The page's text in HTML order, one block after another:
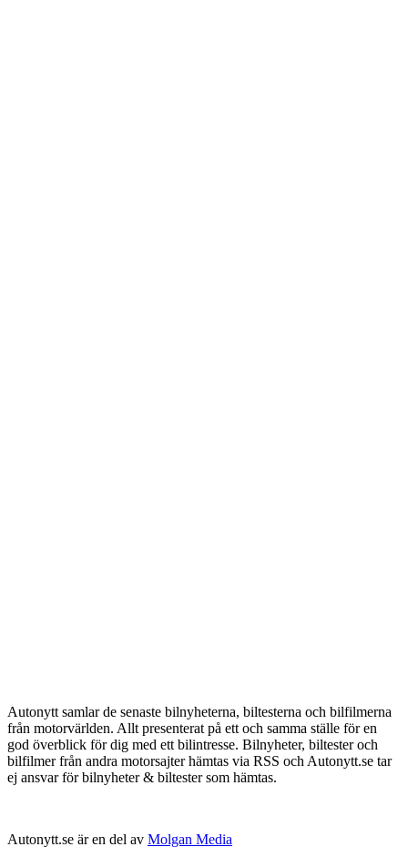
Autonytt samlar de senaste bilnyheterna, biltesterna och bilfilmerna
från motorvärlden. Allt presenterat på ett och samma ställe för en
god överblick för dig med ett bilintresse. Bilnyheter, biltester och
bilfilmer från andra motorsajter hämtas via RSS och Autonytt.se tar
ej ansvar för bilnyheter & biltester som hämtas.
Autonytt.se är en del av Molgan Media